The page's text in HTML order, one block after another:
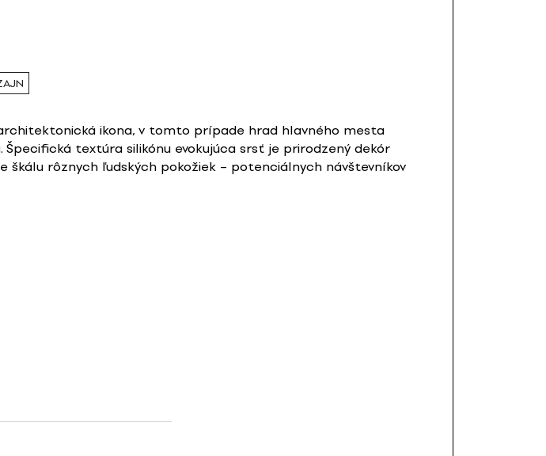
ikona, v tomto prípade hrad hlavného mesta
Špecifická textúra silikónu evokujúca srsť je prirodzený dekór
rôznych ľudských pokožiek – potenciálnych návštevníkov